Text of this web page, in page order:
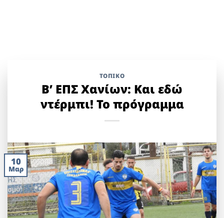
ΤΟΠΙΚΌ
Β’ ΕΠΣ Χανίων: Και εδώ
ντέρμπι! Το πρόγραμμα
10
Μαρ